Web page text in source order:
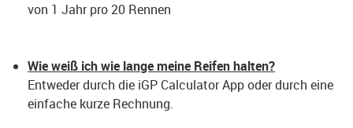
von 1 Jahr pro 20 Rennen
Wie weiß ich wie lange meine Reifen halten?
Entweder durch die iGP Calculator App oder durch eine
einfache kurze Rechnung.